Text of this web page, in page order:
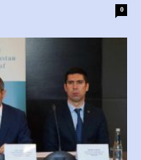
0